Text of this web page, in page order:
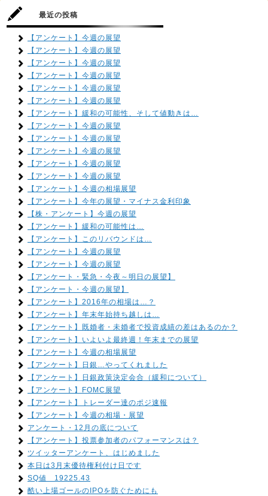
最近の投稿
【アンケート】今週の展望
【アンケート】今週の展望
【アンケート】今週の展望
【アンケート】今週の展望
【アンケート】今週の展望
【アンケート】今週の展望
【アンケート】緩和の可能性、そして値動きは…
【アンケート】今週の展望
【アンケート】今週の展望
【アンケート】今週の展望
【アンケート】今週の展望
【アンケート】今週の展望
【アンケート】今週の相場展望
【アンケート】今年の展望・マイナス金利印象
【株・アンケート】今週の展望
【アンケート】緩和の可能性は…
【アンケート】このリバウンドは…
【アンケート】今週の展望
【アンケート】今週の展望
【アンケート・緊急・今夜～明日の展望】
【アンケート・今週の展望】
【アンケート】2016年の相場は…？
【アンケート】年末年始持ち越しは…
【アンケート】既婚者・未婚者で投資成績の差はあるのか？
【アンケート】いよいよ最終週！年末までの展望
【アンケート】今週の相場展望
【アンケート】日銀…やってくれました
【アンケート】日銀政策決定会合（緩和について）
【アンケート】FOMC展望
【アンケート】トレーダー達のポジ速報
【アンケート】今週の相場・展望
アンケート・12月の底について
【アンケート】投票参加者のパフォーマンスは？
ツイッターアンケート、はじめました
本日は3月末優待権利付け日です
SQ値 19225.43
酷い上場ゴールのIPOを防ぐためにも